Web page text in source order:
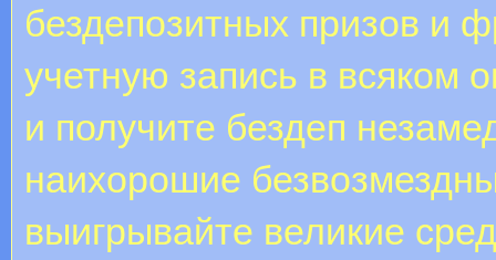
бездепозитных призов и
учетную запись в всяком
и получите бездеп
наихорошие
выигрывайте великие